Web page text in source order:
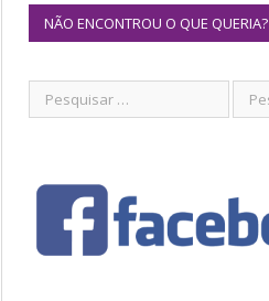
NÃO ENCONTROU O QUE QUERIA?